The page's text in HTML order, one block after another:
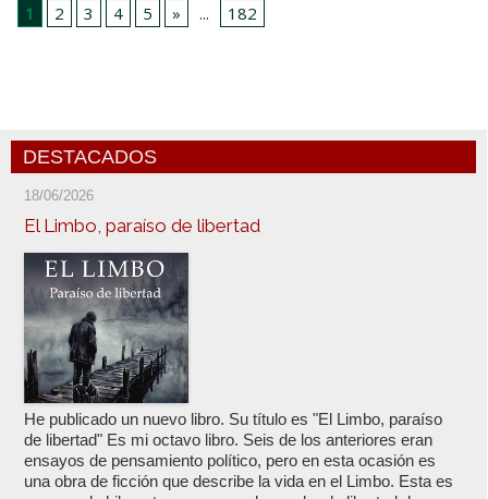
1
2 3 4 5 » ... 182
DESTACADOS
18/06/2026
El Limbo, paraíso de libertad
He publicado un nuevo libro. Su título es "El Limbo, paraíso
de libertad" Es mi octavo libro. Seis de los anteriores eran
ensayos de pensamiento político, pero en esta ocasión es
una obra de ficción que describe la vida en el Limbo. Esta es